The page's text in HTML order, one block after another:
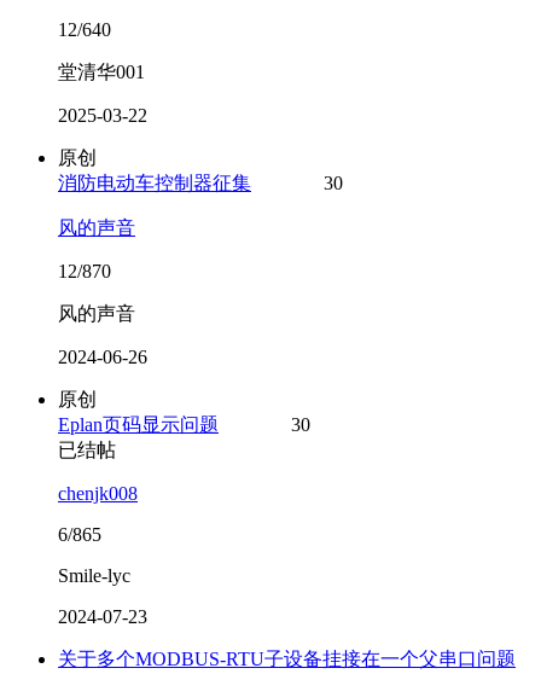
12/640
堂清华001
2025-03-22
原创
消防电动车控制器征集
30
风的声音
12/870
风的声音
2024-06-26
原创
Eplan页码显示问题
30
已结帖
chenjk008
6/865
Smile-lyc
2024-07-23
关于多个MODBUS-RTU子设备挂接在一个父串口问题